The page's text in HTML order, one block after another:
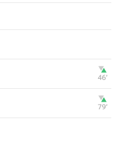
46‎’‎
79‎’‎